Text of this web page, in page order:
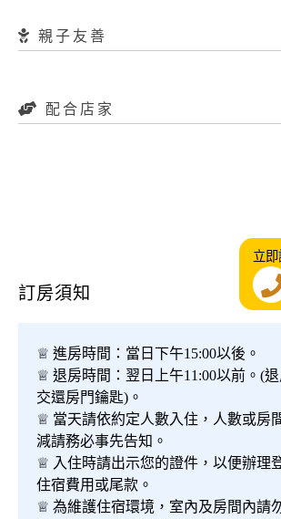
親子友善
配合店家
訂房須知
立即
♕ 進房時間：當日下午15:00以後。
♕ 退房時間：翌日上午11:00以前。(
交還房門鑰匙)。
♕ 當天請依約定人數入住，人數或房
減請務必事先告知。
♕ 入住時請出示您的證件，以便辦理
住宿費用或尾款。
♕ 為維護住宿環境，室內及房間內請